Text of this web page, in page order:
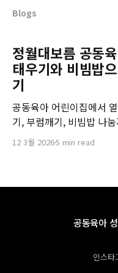
Blogs
정월대보름 공동
태우기와 비빔밥
기
공동육아 어린이집에서
기, 부럼깨기, 비빔밥 나
을 전합니다.
12 3월 20265 min read
공동육아
인스타